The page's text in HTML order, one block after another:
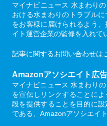
マイナビニュース 水まわり
おける水まわりのトラブルに
をお客様に届けられるよう
イト運営企業の監修を入れて
記事に関するお問い合わせは
Amazonアソシエイト広
マイナビニュース 水まわり
を宣伝しリンクすることに
段を提供することを目的に
である、Amazonアソシエイ